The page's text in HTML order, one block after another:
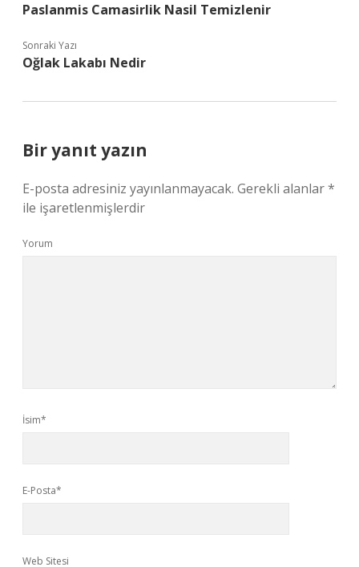
Paslanmis Camasirlik Nasil Temizlenir
Sonraki Yazı
Oğlak Lakabı Nedir
Bir yanıt yazın
E-posta adresiniz yayınlanmayacak. Gerekli alanlar*
ile işaretlenmişlerdir
Yorum
İsim*
E-Posta*
Web Sitesi